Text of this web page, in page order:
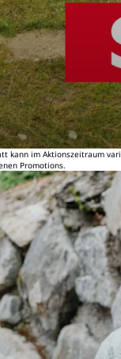
kann im Aktionszeitraum
Promotions.